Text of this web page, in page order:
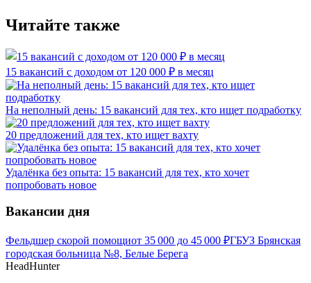
Читайте также
15 вакансий с доходом от 120 000 ₽ в месяц
На неполный день: 15 вакансий для тех, кто ищет подработку
20 предложений для тех, кто ищет вахту
Удалёнка без опыта: 15 вакансий для тех, кто хочет
попробовать новое
Вакансии дня
Фельдшер скорой помощиот 35 000 до 45 000 ₽ГБУЗ Брянская
городская больница №8, Белые Берега
HeadHunter